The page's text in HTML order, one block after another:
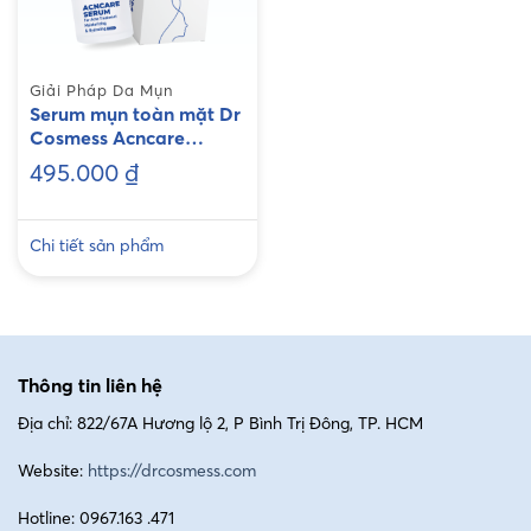
Phenoxyethanol, Ethylhexylglycerin, Fragrance.
Thành phần chính của sản phẩm Healasma Cream
Công dụng chính của kem nám Dr Cosmess
Healasma Cream
Giải Pháp Da Mụn
Serum mụn toàn mặt Dr
Cosmess Acncare
Serum
495.000 ₫
Chi tiết sản phẩm
Thông tin liên hệ
Địa chỉ: 822/67A Hương lộ 2, P Bình Trị Đông, TP. HCM
Website: https://drcosmess.com
Hotline: 0967.163 .471